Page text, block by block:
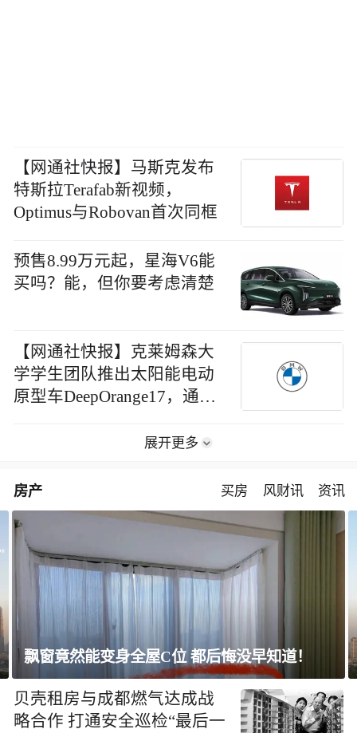
【网通社快报】马斯克发布
特斯拉Terafab新视频，
Optimus与Robovan首次同框
预售8.99万元起，星海V6能
买吗？能，但你要考虑清楚
【网通社快报】克莱姆森大
学学生团队推出太阳能电动
原型车DeepOrange17，通勤
展开更多
房产 买房 风财讯 资讯
上海未建成的地标：“人”字大楼
贝壳租房与成都燃气达成战
略合作 打通安全巡检“最后一